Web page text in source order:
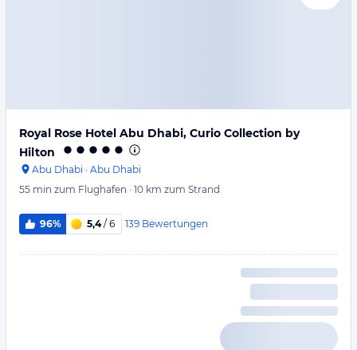
Royal Rose Hotel Abu Dhabi, Curio Collection by
Hilton
Abu Dhabi · Abu Dhabi
55 min zum Flughafen · 10 km zum Strand
96% 5,4/ 6 139 Bewertungen